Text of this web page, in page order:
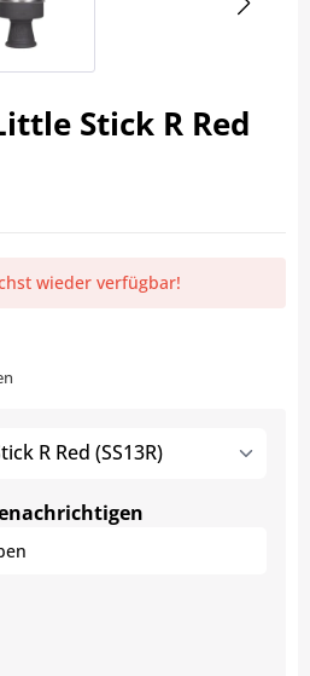
Stick R Red
wieder verfügbar!
R Red (SS13R)